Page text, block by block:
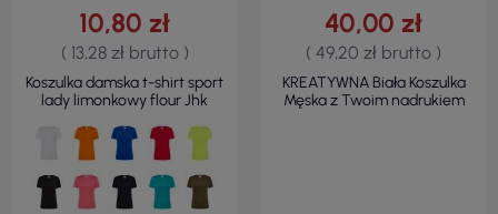
10,80 zł
( 13,28 zł brutto )
Koszulka damska t-shirt sport
lady limonkowy flour Jhk
40,00 zł
( 49,20 zł brutto )
KREATYWNA Biała Koszulka
Męska z Twoim nadrukiem